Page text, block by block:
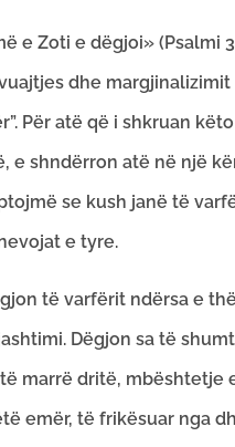
e Zoti e dëgjoi»
dhe
Për atë që i shkruan
shndërron atë në një
se kush janë të
e tyre.
të varfërit ndërsa e
Dëgjon sa të
marrë dritë,
emër, të frikësuar nga